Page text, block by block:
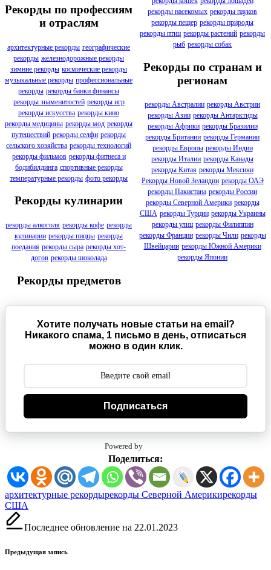
Рекорды по профессиям
и отраслям
архитектурные рекорды географические
рекорды железнодорожные рекорды
зимние рекорды космические рекорды
музыкальные рекорды профессиональные
рекорды рекорды банки финансы
рекорды знаменитостей рекорды игр
рекорды искусства рекорды кино
рекорды медицины рекорды мод рекорды
путешествий рекорды селфи рекорды
сельского хозяйства рекорды технологий
рекорды фильмов рекорды фитнеса и
бодибилдинга спортивные рекорды
температурные рекорды фото рекорды
Рекорды кулинарии
рекорды алкоголя рекорды кофе рекорды
кулинарии рекорды пиццы рекорды
поедания рекорды сыра рекорды хот-
догов рекорды шоколада
Рекорды предметов
рекорды насекомых рекорды пауков
рекорды пещер рекорды природы
рекорды птиц рекорды растений рекорды
рыб рекорды собак
Рекорды по странам и
регионам
рекорды Австралии рекорды Австрии
рекорды Азии рекорды Антарктиды
рекорды Африки рекорды Бразилии
рекорды Британии рекорды Германии
рекорды Европы рекорды Индии
рекорды Италии рекорды Канады
рекорды Китая рекорды Мексики
Рекорды Новой Зеландии рекорды ОАЭ
рекорды Пакистана рекорды России
рекорды Северной Америки рекорды
США рекорды Турции рекорды Украины
рекорды улиц рекорды Филиппин
рекорды Франции рекорды Чили рекорды
Швейцарии рекорды Южной Америки
рекорды Японии
Хотите получать новые статьи на email?
Никакого спама, 1 письмо в день, отписаться
можно в один клик.
Подписаться
Powered by
Поделиться:
Метки:
архитектурные рекордырекорды Северной Америкирекорды
США
Последнее обновление на 22.01.2023
Навигация
Предыдущая запись